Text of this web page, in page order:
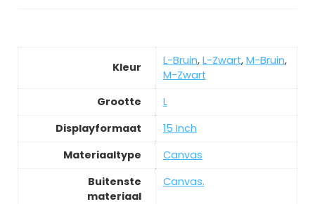
Kleur ‎L-Bruin, L-Zwart, M-Bruin,
M-Zwart
Grootte
‎L
Displayformaat
‎15 Inch
Materiaaltype
‎Canvas
Buitenste
materiaal
‎Canvas.